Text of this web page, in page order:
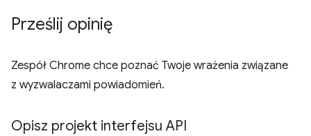
Prześlij opinię
Zespół Chrome chce poznać Twoje wrażenia związane
z wyzwalaczami powiadomień.
Opisz projekt interfejsu API